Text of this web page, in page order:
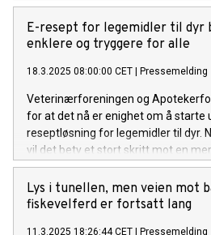
E-resept for legemidler til dyr
enklere og tryggere for alle
18.3.2025 08:00:00 CET Pressemelding
Veterinærforeningen og
for at det nå er enighet om å starte
reseptløsning for legemidler til dyr.
vil det bety et stort skritt mot en
løsning for både veterinærer,
Lys i tunellen, men veien mot
fiskevelferd er fortsatt lang
11.3.2025 18:26:44 CET Pressemelding